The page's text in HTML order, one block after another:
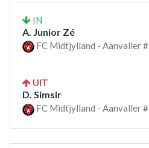
IN
A. Junior Zé
FC Midtjylland - Aanvaller #
UIT
D. Simsir
FC Midtjylland - Aanvaller #